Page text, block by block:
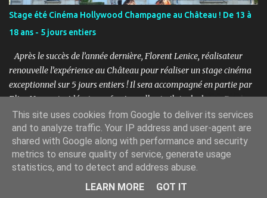
présentation et initiation à la sérigraphie avec Ruckas Studio.
Atelier Croquis avec les Croqueuzes pour repartir avec une autre
version de vous-même. 14h à 15h45 : Shooting photos avec Florent
Lenice 16h à 17h : Concert Goûter avec ViKtor avec un K - Musiq...
Stage été Cinéma Hollywood Champagne au Château ! De 13 à
18 ans - 5 jours entiers
Après le succès de l’année dernière, Florent Lenice, réalisateur
renouvelle l’expérience au Château pour réaliser un stage cinéma
exceptionnel sur 5 jours entiers ! Il sera accompagné en partie par
Elisa Nogaret, vidéaste professionnelle et pilote de drone. Pendant
la semaine, les jeunes pourront approfondir le jeu d’acteur, écrire
un scénario, s'essayer au doublage de voix, créer des effets spéciaux
avec un fond vert, tourner des scènes en stop-motion et inclure ces
différentes techniques pour créer un film où tout est possible, à la
hauteur de l’imaginaire des participants ! Les jeunes apprendront
à lâcher prise, à jouer avec leurs émotions, à cadrer, à tenir la
Fourni par Blogger
Photos © Cie PASTEL
This site uses cookies from Google to deliver its services
and to analyze traffic. Your IP address and user-agent are
shared with Google along with performance and security
metrics to ensure quality of service, generate usage
statistics, and to detect and address abuse.
LEARN MORE
GOT IT